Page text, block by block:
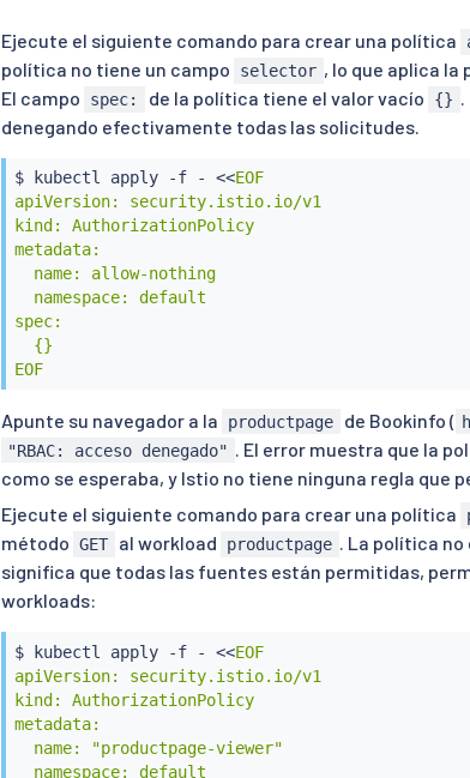
Ejecute el siguiente comando para crear una política
política no tiene un campo
selector , lo que aplica la
El campo
spec: de la política tiene el valor vacío {}
denegando efectivamente todas las solicitudes.
$ kubectl apply -f - <<EOF
apiVersion: security.istio.io/v1
kind: AuthorizationPolicy
metadata:
  name: allow-nothing
  namespace: default
spec:
  {}
EOF
Apunte su navegador a la productpage de Bookinfo (
"RBAC: acceso denegado" . El error muestra que la
como se esperaba, y Istio no tiene ninguna regla que
Ejecute el siguiente comando para crear una política
método GET al workload productpage . La política
significa que todas las fuentes están permitidas,
workloads:
$ kubectl apply -f - <<EOF
apiVersion: security.istio.io/v1
kind: AuthorizationPolicy
metadata:
  name: "productpage-viewer"
  namespace: default